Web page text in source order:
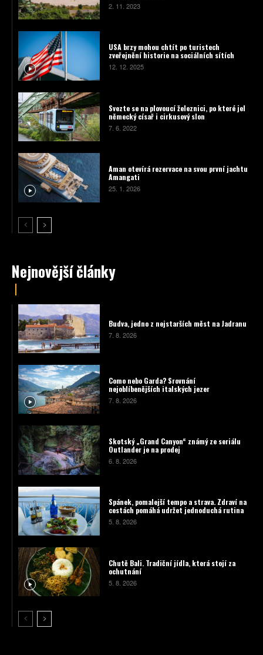
2. 11. 2023
USA brzy mohou chtít po turistech
zveřejnění historie na sociálních sítích
12. 12. 2025
Svezte se na plovoucí železnici, po které jel
německý císař i cirkusový slon
7. 6. 2022
Aman otevírá rezervace na svou první jachtu
Amangati
25. 1. 2026
Nejnovější články
Budva, jedno z nejstarších měst na Jadranu
7. 8. 2026
Como nebo Garda? Srovnání
nejoblíbenějších italských jezer
7. 8. 2026
Skotský „Grand Canyon“ známý ze seriálu
Outlander je na prodej
6. 8. 2026
Spánek, pomalejší tempo a strava. Zdraví na
cestách pomáhá udržet jednoduchá rutina
5. 8. 2026
Chutě Bali. Tradiční jídla, která stojí za
ochutnání
5. 8. 2026